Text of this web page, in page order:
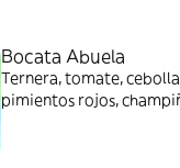
Bocata Abuela
Ternera, tomate,
pimientos rojos,